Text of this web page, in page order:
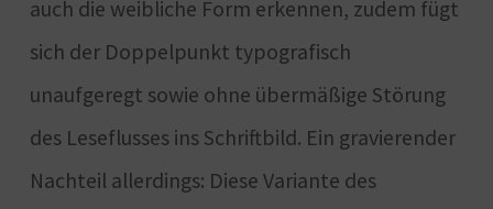
auch die weibliche Form erkennen, zudem fügt
sich der Doppelpunkt typografisch
unaufgeregt sowie ohne übermäßige Störung
des Leseflusses ins Schriftbild. Ein gravierender
Nachteil allerdings: Diese Variante des